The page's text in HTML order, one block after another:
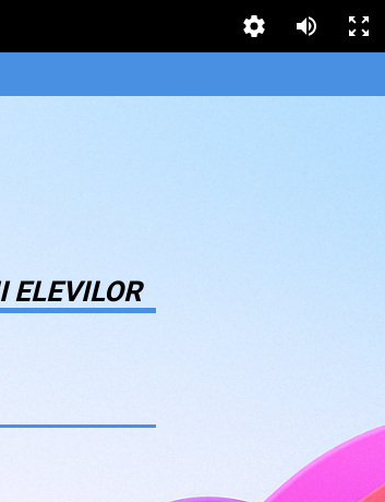
ELEVILOR